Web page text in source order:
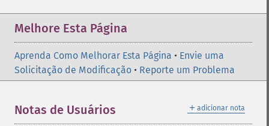
Melhore Esta Página
Aprenda Como Melhorar Esta Página • Envie uma
Solicitação de Modificação • Reporte um Problema
＋ adicionar nota
Notas de Usuários